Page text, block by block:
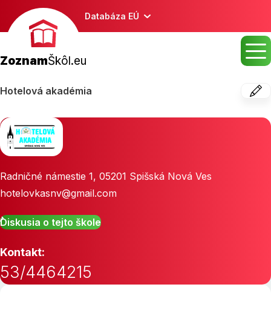
Databáza EÚ
ZoznamŠkôl.eu
Hotelová akadémia
Radničné námestie 1, 05201 Spišská Nová Ves
hotelovkasnv@gmail.com
Diskusia o tejto škole
Kontakt:
53/4464215